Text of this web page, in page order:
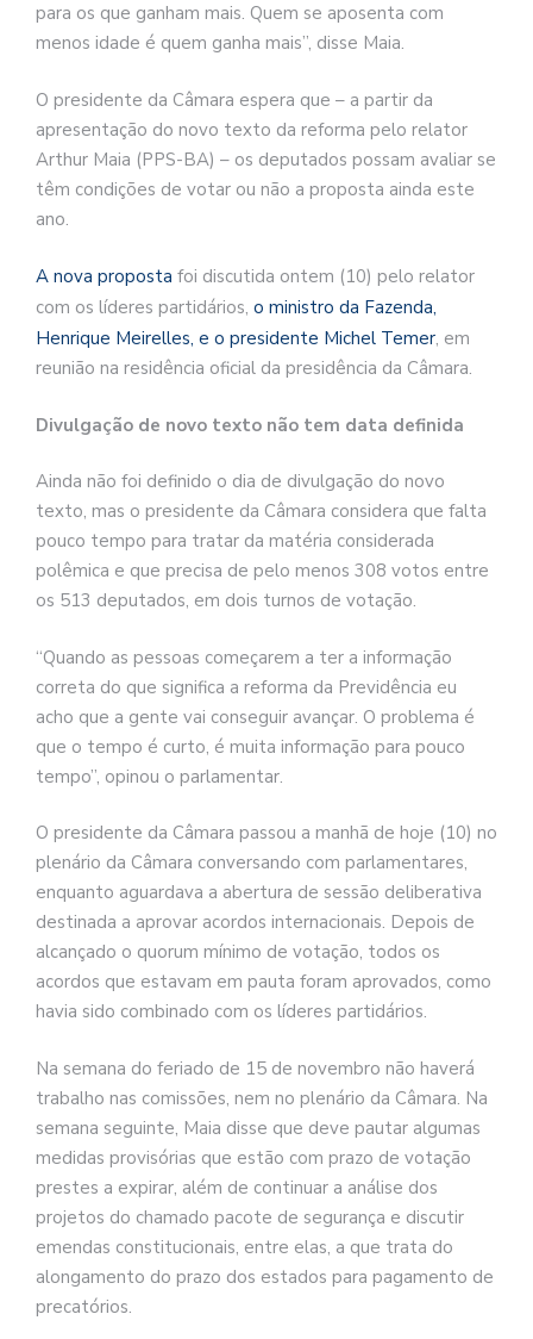
para os que ganham mais. Quem se aposenta com
menos idade é quem ganha mais”, disse Maia.
O presidente da Câmara espera que – a partir da
apresentação do novo texto da reforma pelo relator
Arthur Maia (PPS-BA) – os deputados possam avaliar se
têm condições de votar ou não a proposta ainda este
ano.
A nova proposta foi discutida ontem (10) pelo relator
com os líderes partidários, o ministro da Fazenda,
Henrique Meirelles, e o presidente Michel Temer, em
reunião na residência oficial da presidência da Câmara.
Divulgação de novo texto não tem data definida
Ainda não foi definido o dia de divulgação do novo
texto, mas o presidente da Câmara considera que falta
pouco tempo para tratar da matéria considerada
polêmica e que precisa de pelo menos 308 votos entre
os 513 deputados, em dois turnos de votação.
“Quando as pessoas começarem a ter a informação
correta do que significa a reforma da Previdência eu
acho que a gente vai conseguir avançar. O problema é
que o tempo é curto, é muita informação para pouco
tempo”, opinou o parlamentar.
O presidente da Câmara passou a manhã de hoje (10) no
plenário da Câmara conversando com parlamentares,
enquanto aguardava a abertura de sessão deliberativa
destinada a aprovar acordos internacionais. Depois de
alcançado o quorum mínimo de votação, todos os
acordos que estavam em pauta foram aprovados, como
havia sido combinado com os líderes partidários.
Na semana do feriado de 15 de novembro não haverá
trabalho nas comissões, nem no plenário da Câmara. Na
semana seguinte, Maia disse que deve pautar algumas
medidas provisórias que estão com prazo de votação
prestes a expirar, além de continuar a análise dos
projetos do chamado pacote de segurança e discutir
emendas constitucionais, entre elas, a que trata do
alongamento do prazo dos estados para pagamento de
precatórios.